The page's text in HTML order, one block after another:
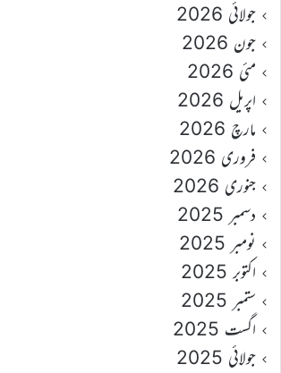
جولائی 2026
جون 2026
مئی 2026
اپریل 2026
مارچ 2026
فروری 2026
جنوری 2026
دسمبر 2025
نومبر 2025
اکتوبر 2025
ستمبر 2025
اگست 2025
جولائی 2025